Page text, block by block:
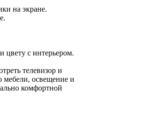
на экране.
цвету с интерьером.
телевизор и
мебели, освещение и
комфортной